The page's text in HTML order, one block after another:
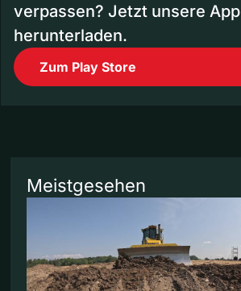
verpassen? Jetzt unsere App
herunterladen.
Zum Play Store
Meistgesehen